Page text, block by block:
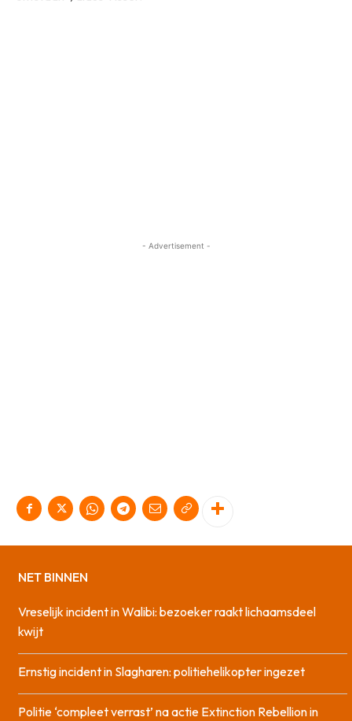
- Advertisement -
NET BINNEN
Vreselijk incident in Walibi: bezoeker raakt lichaamsdeel
kwijt
Ernstig incident in Slagharen: politiehelikopter ingezet
Politie ‘compleet verrast’ na actie Extinction Rebellion in